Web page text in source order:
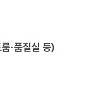
·품질실 등)